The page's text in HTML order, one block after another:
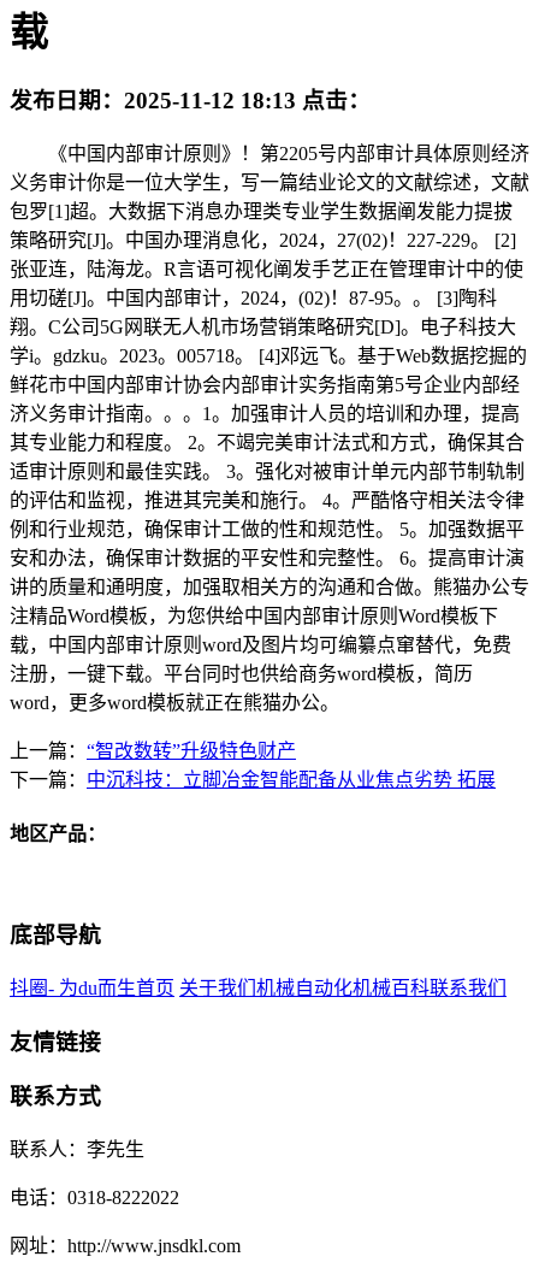
载
发布日期： 2025-11-12 18:13 点击：
《中国内部审计原则》！第2205号内部审计具体原则经济
义务审计你是一位大学生，写一篇结业论文的文献综述，文献
包罗[1]超。大数据下消息办理类专业学生数据阐发能力提拔
策略研究[J]。中国办理消息化，2024，27(02)！227-229。 [2]
张亚连，陆海龙。R言语可视化阐发手艺正在管理审计中的使
用切磋[J]。中国内部审计，2024，(02)！87-95。。 [3]陶科
翔。C公司5G网联无人机市场营销策略研究[D]。电子科技大
学i。gdzku。2023。005718。 [4]邓远飞。基于Web数据挖掘的
鲜花市中国内部审计协会内部审计实务指南第5号企业内部经
济义务审计指南。。。1。加强审计人员的培训和办理，提高
其专业能力和程度。 2。不竭完美审计法式和方式，确保其合
适审计原则和最佳实践。 3。强化对被审计单元内部节制轨制
的评估和监视，推进其完美和施行。 4。严酷恪守相关法令律
例和行业规范，确保审计工做的性和规范性。 5。加强数据平
安和办法，确保审计数据的平安性和完整性。 6。提高审计演
讲的质量和通明度，加强取相关方的沟通和合做。熊猫办公专
注精品Word模板，为您供给中国内部审计原则Word模板下
载，中国内部审计原则word及图片均可编纂点窜替代，免费
注册，一键下载。平台同时也供给商务word模板，简历
word，更多word模板就正在熊猫办公。
上一篇： “智改数转”升级特色财产
下一篇： 中沉科技：立脚冶金智能配备从业焦点劣势 拓展
地区产品：
底部导航
抖圈- 为du而生首页 关于我们 机械自动化机械百科联系我们
友情链接
联系方式
联系人：李先生
电话：0318-8222022
网址：http://www.jnsdkl.com